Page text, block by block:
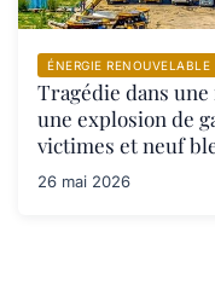
ÉNERGIE RENOUVELABLE
Tragédie dans
une explosion de
victimes et neuf
26 mai 2026